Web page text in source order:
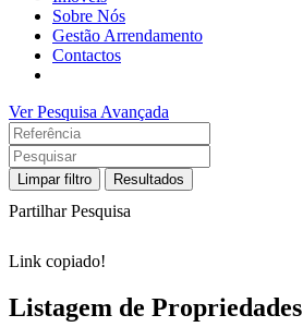
Sobre Nós
Gestão Arrendamento
Contactos
Ver Pesquisa Avançada
Limpar filtro Resultados
Partilhar Pesquisa
Link copiado!
Listagem de Propriedades